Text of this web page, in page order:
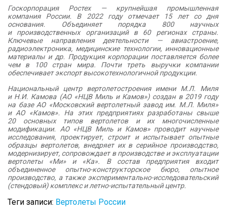
Госкорпорация Ростех — крупнейшая промышленная
компания России. В 2022 году отмечает 15 лет со дня
основания. Объединяет порядка 800 научных
и производственных организаций в 60 регионах страны.
Ключевые направления деятельности — авиастроение,
радиоэлектроника, медицинские технологии, инновационные
материалы и др. Продукция корпорации поставляется более
чем в 100 стран мира. Почти треть выручки компании
обеспечивает экспорт высокотехнологичной продукции.
Национальный центр вертолетостроения имени М.Л. Миля
и Н.И. Камова (АО «НЦВ Миль и Камов») создан в 2019 году
на базе АО «Московский вертолетный завод им. М.Л. Миля»
и АО «Камов». На этих предприятиях разработаны свыше
20 основных типов вертолетов и их многочисленные
модификации. АО «НЦВ Миль и Камов» проводит научные
исследования, проектирует, строит и испытывает опытные
образцы вертолетов, внедряет их в серийное производство,
модернизирует, сопровождает в производстве и эксплуатации
вертолеты «Ми» и «Ка». В состав предприятия входит
объединенное опытно-конструкторское бюро, опытное
производство, а также экспериментально-исследовательский
(стендовый) комплекс и летно-испытательный центр.
Теги записи: Вертолеты России